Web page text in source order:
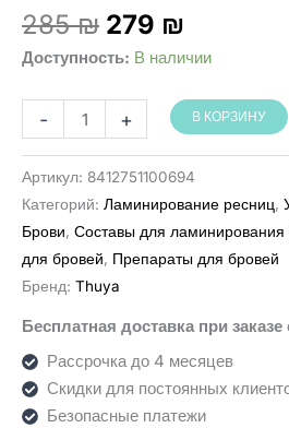
285₪
цена
285 ₪.
279 ₪
цена:
Доступность: В наличии
-
Количество
товара
Lash
Filler
BTX
Thuya
+ В КОРЗИНУ
Артикул: 8412751100694
Категорий: Ламинирование ресниц,
Брови, Составы для ламинирования
для бровей, Препараты для бровей
Бренд: Thuya
Бесплатная доставка при
Рассрочка до 4 месяцев
Скидки для постоянных
Безопасные платежи